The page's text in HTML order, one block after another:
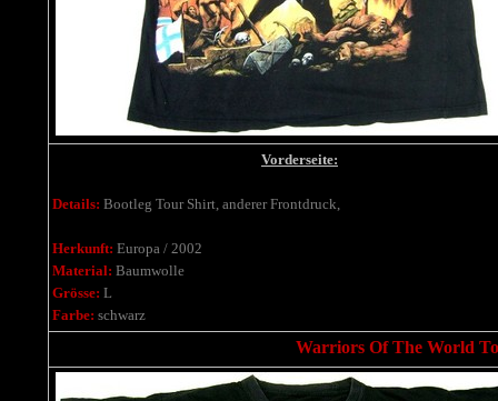
Vorderseite:
Details: Bootleg Tour Shirt, anderer Frontdruck,
Herkunft: Europa / 2002
Material: Baumwolle
Grösse: L
Farbe: schwarz
Warriors Of The World